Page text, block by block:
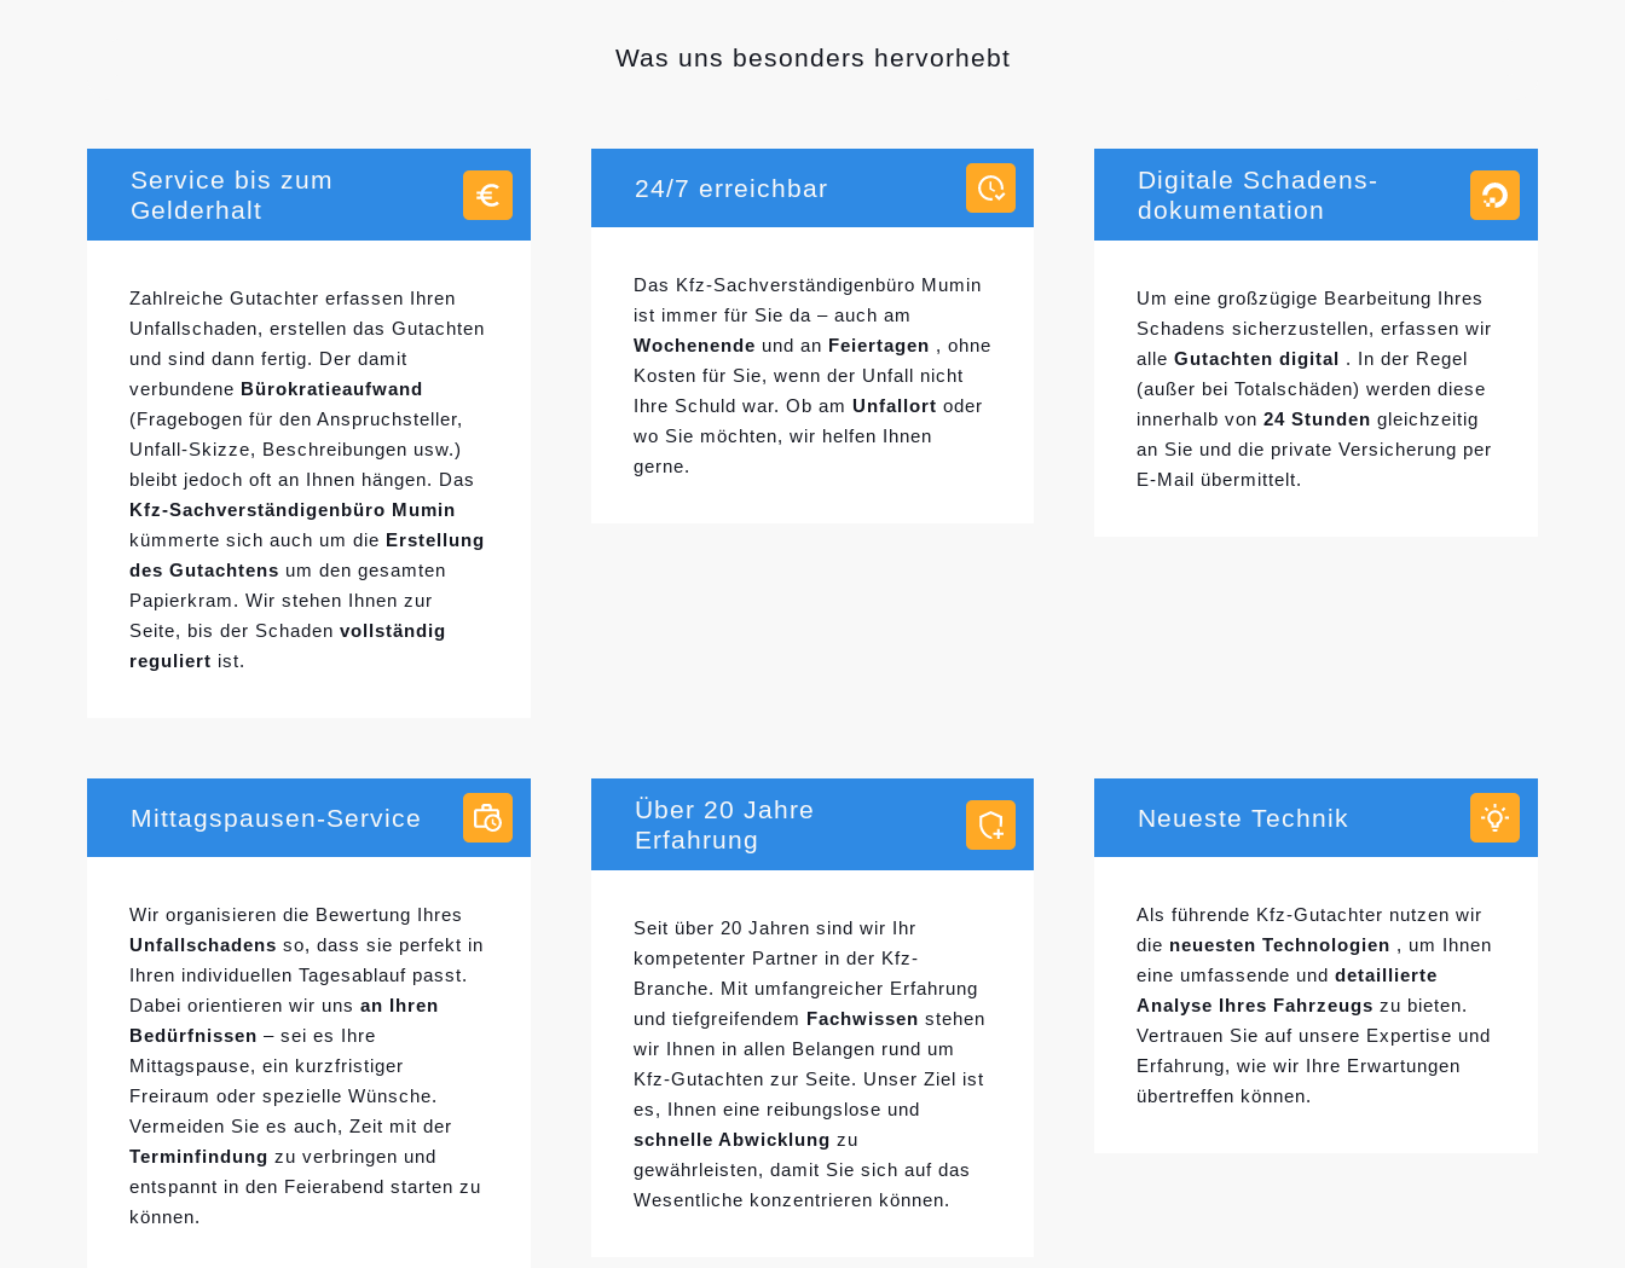
Was uns besonders hervorhebt
Service bis zum
Gelderhalt
Zahlreiche Gutachter erfassen Ihren
Unfallschaden, erstellen das Gutachten
und sind dann fertig. Der damit
verbundene Bürokratieaufwand
(Fragebogen für den Anspruchsteller,
Unfall-Skizze, Beschreibungen usw.)
bleibt jedoch oft an Ihnen hängen. Das
Kfz-Sachverständigenbüro Mumin
kümmerte sich auch um die Erstellung
des Gutachtens um den gesamten
Papierkram. Wir stehen Ihnen zur
Seite, bis der Schaden vollständig
reguliert ist.
24/7 erreichbar
Das Kfz-Sachverständigenbüro Mumin
ist immer für Sie da – auch am
Wochenende und an Feiertagen , ohne
Kosten für Sie, wenn der Unfall nicht
Ihre Schuld war. Ob am Unfallort oder
wo Sie möchten, wir helfen Ihnen
gerne.
Digitale Schadens-
dokumentation
Um eine großzügige Bearbeitung Ihres
Schadens sicherzustellen, erfassen wir
alleGutachten digital
. In der Regel
(außer bei Totalschäden) werden diese
innerhalb von24 Stunden gleichzeitig
an Sie und die private Versicherung per
E-Mail übermittelt.
Mittagspausen-Service
Wir organisieren die Bewertung Ihres
Unfallschadens so, dass sie perfekt in
Ihren individuellen Tagesablauf passt.
Dabei orientieren wir uns an Ihren
Bedürfnissen – sei es Ihre
Mittagspause, ein kurzfristiger
Freiraum oder spezielle Wünsche.
Vermeiden Sie es auch, Zeit mit der
Terminfindung zu verbringen und
entspannt in den Feierabend starten zu
können.
Über 20 Jahre
Erfahrung
Seit über 20 Jahren sind wir Ihr
kompetenter Partner in der Kfz-
Branche. Mit umfangreicher Erfahrung
und tiefgreifendem Fachwissen stehen
wir Ihnen in allen Belangen rund um
Kfz-Gutachten zur Seite. Unser Ziel ist
es, Ihnen eine reibungslose und
schnelle Abwicklung zu
gewährleisten, damit Sie sich auf das
Wesentliche konzentrieren können.
Neueste Technik
Als führende Kfz-Gutachter nutzen wir
die neuesten Technologien , um Ihnen
eine umfassende unddetaillierte
Analyse Ihres Fahrzeugs zu bieten.
Vertrauen Sie auf unsere Expertise und
Erfahrung, wie wir Ihre Erwartungen
übertreffen können.